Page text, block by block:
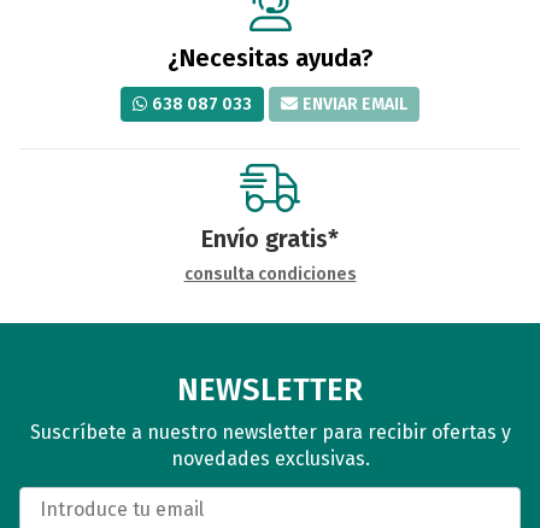
¿Necesitas ayuda?
638 087 033 ENVIAR EMAIL
Envío gratis*
consulta condiciones
NEWSLETTER
Suscríbete a nuestro newsletter para recibir ofertas y
novedades exclusivas.